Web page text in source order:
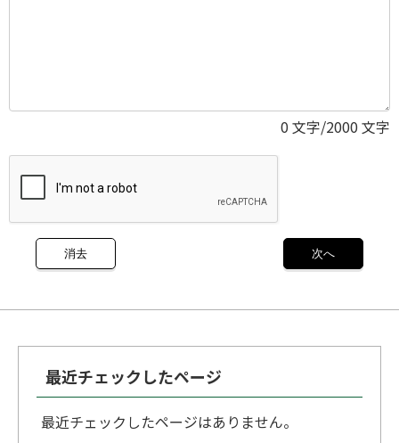
0 文字/2000 文字
最近チェックしたページ
最近チェックしたページはありません。